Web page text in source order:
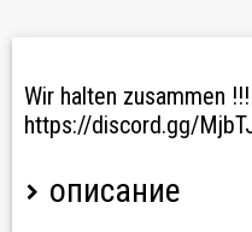
Wir halten zusammen
https://discord.gg/
описание